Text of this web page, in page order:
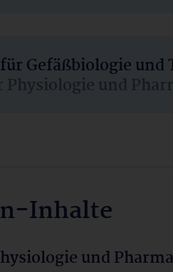
Gefäßbiologie und
und
Inhalte
und